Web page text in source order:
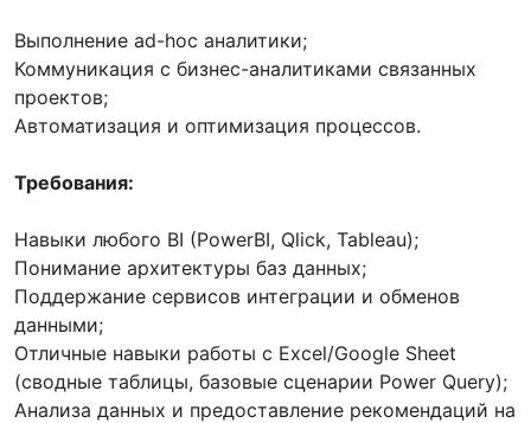
Выполнение ad-hoc аналитики;
Коммуникация с бизнес-аналитиками связанных
проектов;
Автоматизация и оптимизация процессов.
Требования:
Навыки любого BI (PowerBI, Qlick, Tableau);
Понимание архитектуры баз данных;
Поддержание сервисов интеграции и обменов
данными;
Отличные навыки работы с Excel/Google Sheet
(сводные таблицы, базовые сценарии Power Query);
Анализа данных и предоставление рекомендаций на